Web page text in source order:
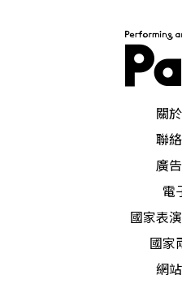
定成（團）員，透過實
讓方法肉體化（
想支持這種工作方法，
99有固定的劇場營運空
的第一件事便是解僱前
見於此。除了票房收入
同於台灣必須詳細書寫計
關
聯
廣
電
國家表
國家
網